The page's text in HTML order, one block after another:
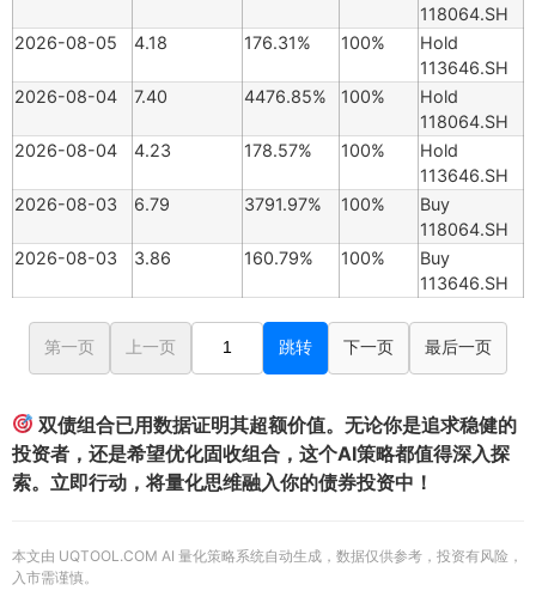
118064.SH
2026-08-05
4.18 176.31% 100%
Hold
113646.SH
2026-08-04
7.40 4476.85% 100%
Hold
118064.SH
2026-08-04
4.23 178.57% 100%
Hold
113646.SH
2026-08-03
6.79 3791.97% 100%
Buy
118064.SH
2026-08-03
3.86 160.79% 100%
Buy
113646.SH
第一页 上一页 跳转 下一页 最后一页
双债组合已用数据证明其超额价值。无论你是追求稳健的
投资者，还是希望优化固收组合，这个AI策略都值得深入探
索。立即行动，将量化思维融入你的债券投资中！
本文由 UQTOOL.COM AI 量化策略系统自动生成，数据仅供参考，投资有风险，
入市需谨慎。